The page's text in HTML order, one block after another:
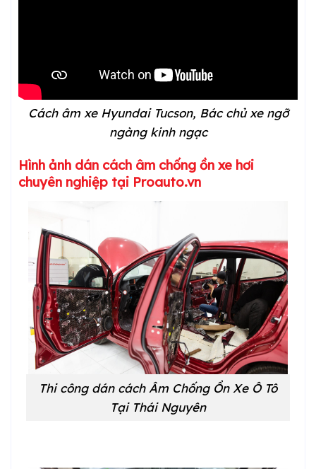
Cách âm xe Hyundai Tucson, Bác chủ xe ngỡ
ngàng kinh ngạc
Hình ảnh dán cách âm chống ồn xe hơi
chuyên nghiệp tại Proauto.vn
Thi công dán cách Âm Chống Ồn Xe Ô Tô
Tại Thái Nguyên